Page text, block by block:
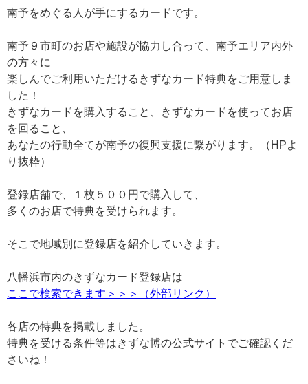
南予をめぐる人が手にするカードです。
南予９市町のお店や施設が協力し合って、南予エリア内外
の方々に
楽しんでご利用いただけるきずなカード特典をご用意しま
した！
きずなカードを購入すること、きずなカードを使ってお店
を回ること、
あなたの行動全てが南予の復興支援に繋がります。（HPよ
り抜粋）
登録店舗で、１枚５００円で購入して、
多くのお店で特典を受けられます。
そこで地域別に登録店を紹介していきます。
八幡浜市内のきずなカード登録店は
ここで検索できます＞＞＞（外部リンク）
各店の特典を掲載しました。
特典を受ける条件等はきずな博の公式サイトでご確認くだ
さいね！